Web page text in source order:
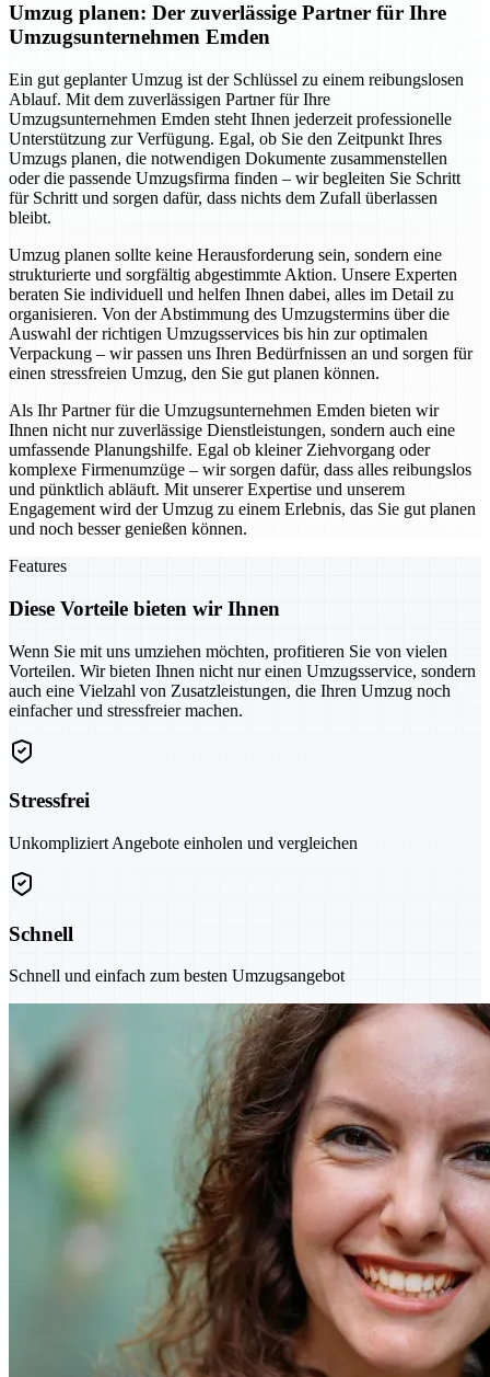
Umzug planen: Der zuverlässige Partner für Ihre
Umzugsunternehmen Emden
Ein gut geplanter Umzug ist der Schlüssel zu einem reibungslosen
Ablauf. Mit dem zuverlässigen Partner für Ihre
Umzugsunternehmen Emden steht Ihnen jederzeit professionelle
Unterstützung zur Verfügung. Egal, ob Sie den Zeitpunkt Ihres
Umzugs planen, die notwendigen Dokumente zusammenstellen
oder die passende Umzugsfirma finden – wir begleiten Sie Schritt
für Schritt und sorgen dafür, dass nichts dem Zufall überlassen
bleibt.
Umzug planen sollte keine Herausforderung sein, sondern eine
strukturierte und sorgfältig abgestimmte Aktion. Unsere Experten
beraten Sie individuell und helfen Ihnen dabei, alles im Detail zu
organisieren. Von der Abstimmung des Umzugstermins über die
Auswahl der richtigen Umzugsservices bis hin zur optimalen
Verpackung – wir passen uns Ihren Bedürfnissen an und sorgen für
einen stressfreien Umzug, den Sie gut planen können.
Als Ihr Partner für die Umzugsunternehmen Emden bieten wir
Ihnen nicht nur zuverlässige Dienstleistungen, sondern auch eine
umfassende Planungshilfe. Egal ob kleiner Ziehvorgang oder
komplexe Firmenumzüge – wir sorgen dafür, dass alles reibungslos
und pünktlich abläuft. Mit unserer Expertise und unserem
Engagement wird der Umzug zu einem Erlebnis, das Sie gut planen
und noch besser genießen können.
Features
Diese Vorteile bieten wir Ihnen
Wenn Sie mit uns umziehen möchten, profitieren Sie von vielen
Vorteilen. Wir bieten Ihnen nicht nur einen Umzugsservice, sondern
auch eine Vielzahl von Zusatzleistungen, die Ihren Umzug noch
einfacher und stressfreier machen.
Stressfrei
Unkompliziert Angebote einholen und vergleichen
Schnell
Schnell und einfach zum besten Umzugsangebot